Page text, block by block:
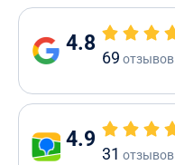
4.8
69 отзывов
4.9
31 отзывов